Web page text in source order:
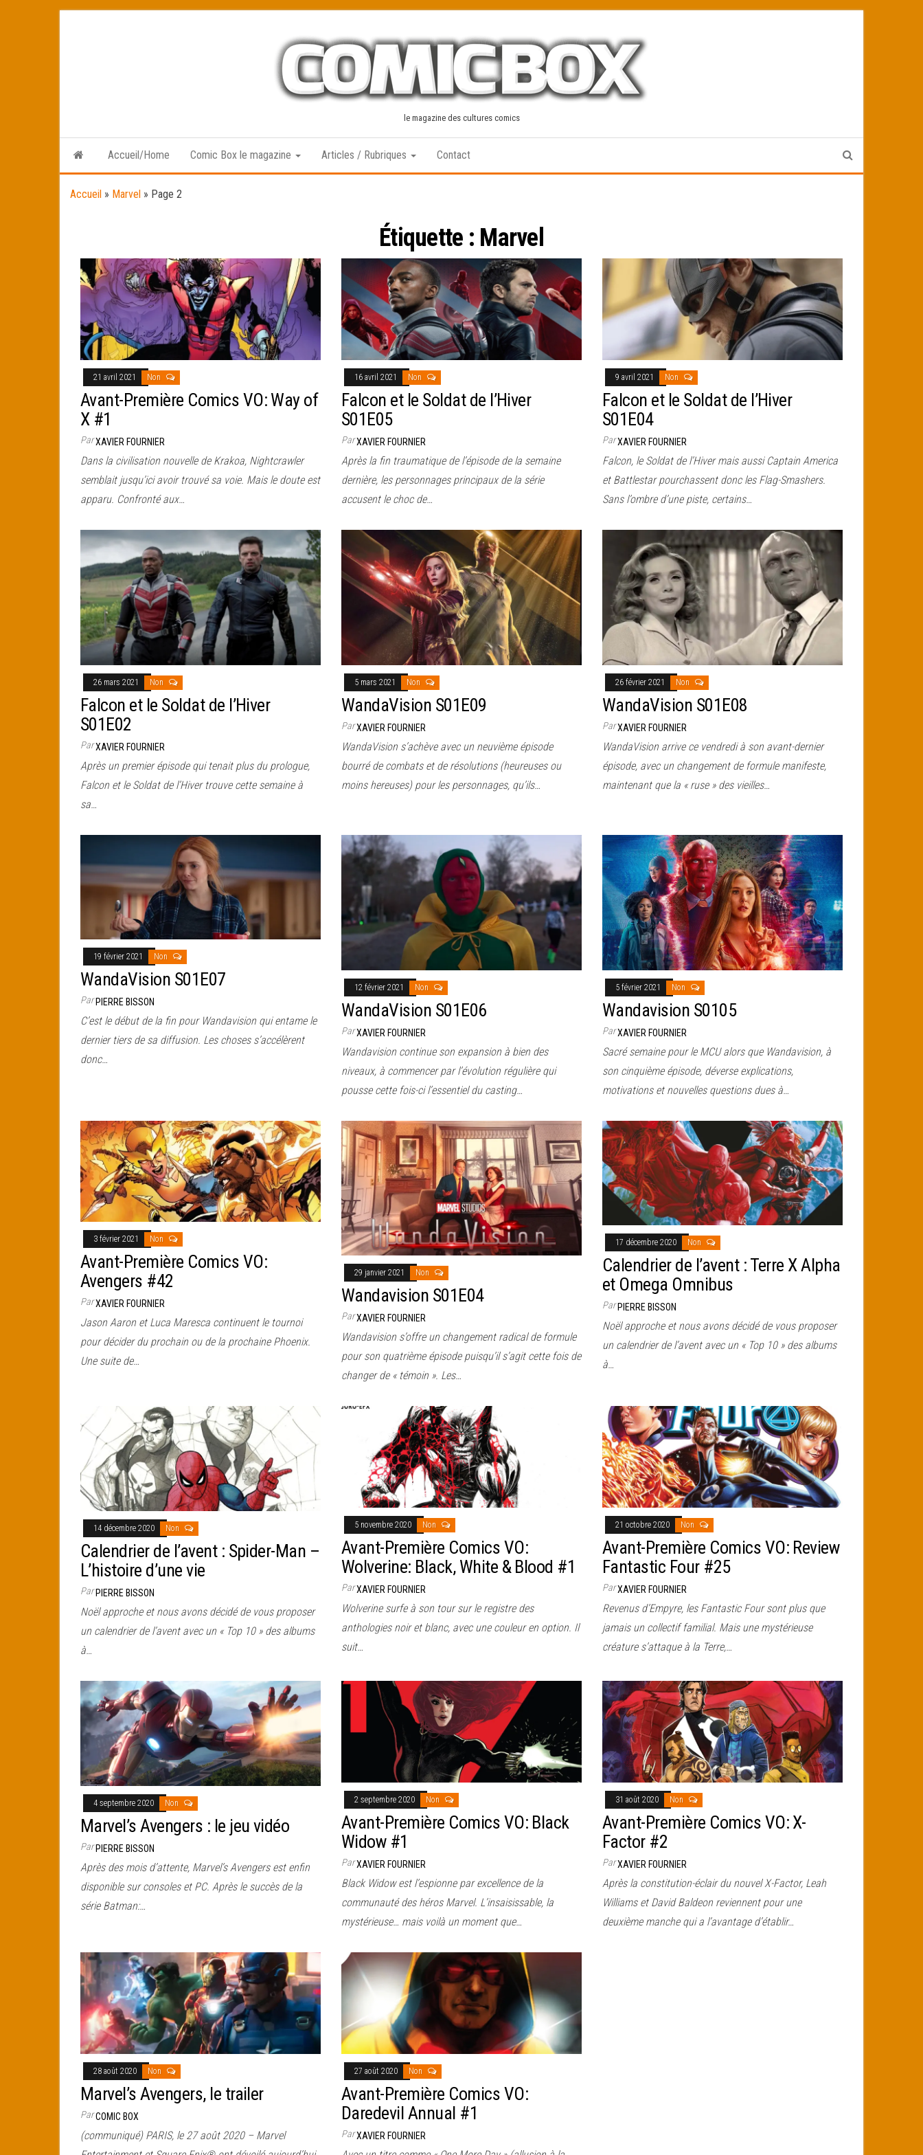
le magazine des cultures comics
Accueil/Home Comic Box le magazine Articles / Rubriques Contact
Accueil » Marvel » Page 2
Étiquette : Marvel
21 avril 2021 Non
Avant-Première Comics VO: Way of
X #1
ParXAVIER FOURNIER
Dans la civilisation nouvelle de Krakoa, Nightcrawler
semblait jusqu’ici avoir trouvé sa voie. Mais le doute est
apparu. Confronté aux…
16 avril 2021 Non
Falcon et le Soldat de l’Hiver
S01E05
ParXAVIER FOURNIER
Après la fin traumatique de l’épisode de la semaine
dernière, les personnages principaux de la série
accusent le choc de…
9 avril 2021 Non
Falcon et le Soldat de l’Hiver
S01E04
ParXAVIER FOURNIER
Falcon, le Soldat de l’Hiver mais aussi Captain America
et Battlestar pourchassent donc les Flag-Smashers.
Sans l’ombre d’une piste, certains…
26 mars 2021 Non
Falcon et le Soldat de l’Hiver
S01E02
ParXAVIER FOURNIER
Après un premier épisode qui tenait plus du prologue,
Falcon et le Soldat de l’Hiver trouve cette semaine à
sa…
5 mars 2021 Non
WandaVision S01E09
ParXAVIER FOURNIER
WandaVision s’achève avec un neuvième épisode
bourré de combats et de résolutions (heureuses ou
moins hereuses) pour les personnages, qu’ils…
26 février 2021 Non
WandaVision S01E08
ParXAVIER FOURNIER
WandaVision arrive ce vendredi à son avant-dernier
épisode, avec un changement de formule manifeste,
maintenant que la « ruse » des vieilles…
19 février 2021 Non
WandaVision S01E07
ParPIERRE BISSON
C’est le début de la fin pour Wandavision qui entame le
dernier tiers de sa diffusion. Les choses s’accélèrent
donc…
12 février 2021 Non
WandaVision S01E06
ParXAVIER FOURNIER
Wandavision continue son expansion à bien des
niveaux, à commencer par l’évolution régulière qui
pousse cette fois-ci l’essentiel du casting…
5 février 2021 Non
Wandavision S0105
ParXAVIER FOURNIER
Sacré semaine pour le MCU alors que Wandavision, à
son cinquième épisode, déverse explications,
motivations et nouvelles questions dues à…
3 février 2021 Non
Avant-Première Comics VO:
Avengers #42
ParXAVIER FOURNIER
Jason Aaron et Luca Maresca continuent le tournoi
pour décider du prochain ou de la prochaine Phoenix.
Une suite de…
29 janvier 2021 Non
Wandavision S01E04
ParXAVIER FOURNIER
Wandavision s’offre un changement radical de formule
pour son quatrième épisode puisqu’il s’agit cette fois de
changer de « témoin ». Les…
17 décembre 2020 Non
Calendrier de l’avent : Terre X Alpha
et Omega Omnibus
ParPIERRE BISSON
Noël approche et nous avons décidé de vous proposer
un calendrier de l’avent avec un « Top 10 » des albums
à…
14 décembre 2020 Non
Calendrier de l’avent : Spider-Man –
L’histoire d’une vie
ParPIERRE BISSON
Noël approche et nous avons décidé de vous proposer
un calendrier de l’avent avec un « Top 10 » des albums
à…
5 novembre 2020 Non
Avant-Première Comics VO:
Wolverine: Black, White & Blood #1
ParXAVIER FOURNIER
Wolverine surfe à son tour sur le registre des
anthologies noir et blanc, avec une couleur en option. Il
suit…
21 octobre 2020 Non
Avant-Première Comics VO: Review
Fantastic Four #25
ParXAVIER FOURNIER
Revenus d’Empyre, les Fantastic Four sont plus que
jamais un collectif familial. Mais une mystérieuse
créature s’attaque à la Terre,…
4 septembre 2020 Non
Marvel’s Avengers : le jeu vidéo
ParPIERRE BISSON
Après des mois d’attente, Marvel’s Avengers est enfin
disponible sur consoles et PC. Après le succès de la
série Batman:…
2 septembre 2020 Non
Avant-Première Comics VO: Black
Widow #1
ParXAVIER FOURNIER
Black Widow est l’espionne par excellence de la
communauté des héros Marvel. L’insaisissable, la
mystérieuse… mais voilà un moment que…
31 août 2020 Non
Avant-Première Comics VO: X-
Factor #2
ParXAVIER FOURNIER
Après la constitution-éclair du nouvel X-Factor, Leah
Williams et David Baldeon reviennent pour une
deuxième manche qui a l’avantage d’établir…
28 août 2020 Non
Marvel’s Avengers, le trailer
ParCOMIC BOX
(communiqué) PARIS, le 27 août 2020 – Marvel
27 août 2020 Non
Avant-Première Comics VO:
Daredevil Annual #1
ParXAVIER FOURNIER